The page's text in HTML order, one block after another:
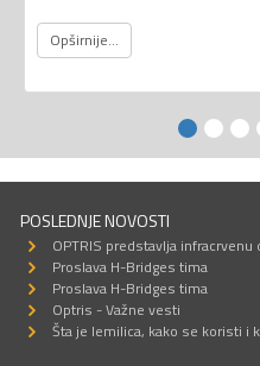
Opširnije...
POSLEDNJE NOVOSTI
OPTRIS predstavlja
Proslava H-Bridges tima
Proslava H-Bridges tima
Optris - Važne vesti
Šta je lemilica, kako se koristi i